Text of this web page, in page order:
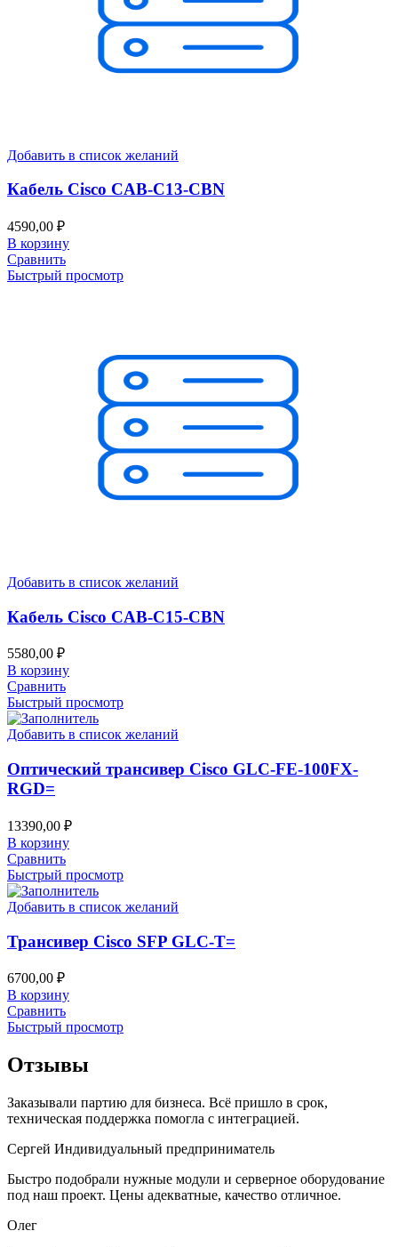
Добавить в список желаний
Кабель Cisco CAB-C13-CBN
4590,00 ₽
В корзину
Сравнить
Быстрый просмотр
Добавить в список желаний
Кабель Cisco CAB-C15-CBN
5580,00 ₽
В корзину
Сравнить
Быстрый просмотр
Добавить в список желаний
Оптический трансивер Cisco GLC-FE-100FX-
RGD=
13390,00 ₽
В корзину
Сравнить
Быстрый просмотр
Добавить в список желаний
Трансивер Cisco SFP GLC-T=
6700,00 ₽
В корзину
Сравнить
Быстрый просмотр
Отзывы
Заказывали партию для бизнеса. Всё пришло в срок,
техническая поддержка помогла с интеграцией.
Сергей Индивидуальный предприниматель
Быстро подобрали нужные модули и серверное оборудование
под наш проект. Цены адекватные, качество отличное.
Олег